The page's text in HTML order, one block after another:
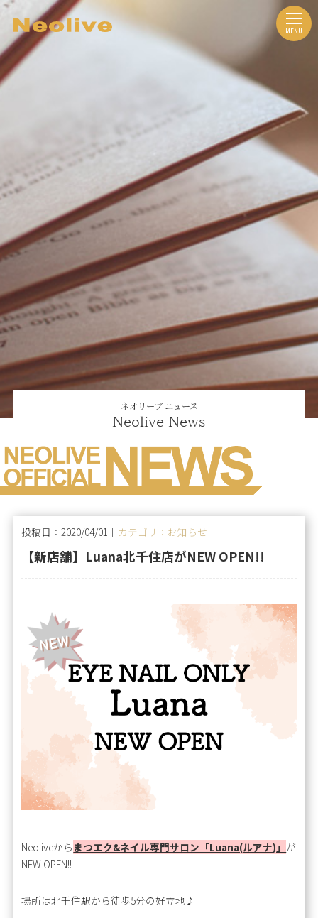
ネオリーブ ニュース
Neolive News
投稿日：2020/04/01｜ カテゴリ：お知らせ
【新店舗】Luana北千住店がNEW OPEN!!
Neoliveから まつエク&ネイル専門サロン「Luana(ルアナ)」 が
NEW OPEN!!
場所は北千住駅から徒歩5分の好立地♪